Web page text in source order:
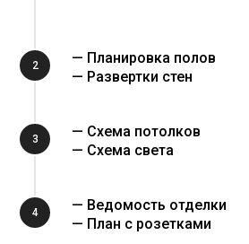
2
— Планировка полов
— Развертки стен
3
— Схема потолков
— Схема света
4
— Ведомость отделки
— План с розетками